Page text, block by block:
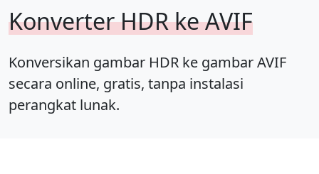
Konverter HDR ke AVIF
Konversikan gambar HDR ke gambar AVIF
secara online, gratis, tanpa instalasi
perangkat lunak.